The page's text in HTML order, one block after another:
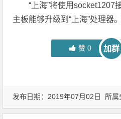
“上海”将使用socket1207
主板能够升级到“上海”处理器
赞 0 加群
发布日期：2019年07月02日 所属